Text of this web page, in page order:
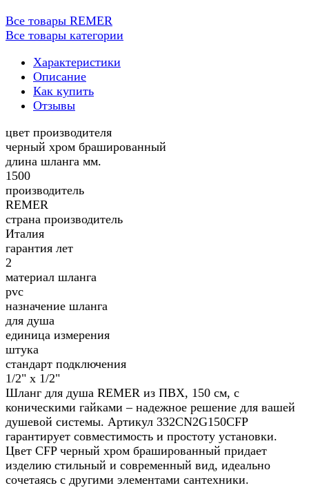
Все товары REMER
Все товары категории
Характеристики
Описание
Как купить
Отзывы
цвет производителя
черный хром брашированный
длина шланга мм.
1500
производитель
REMER
страна производитель
Италия
гарантия лет
2
материал шланга
pvc
назначение шланга
для душа
единица измерения
штука
стандарт подключения
1/2" х 1/2"
Шланг для душа REMER из ПВХ, 150 см, с
коническими гайками – надежное решение для вашей
душевой системы. Артикул 332CN2G150CFP
гарантирует совместимость и простоту установки.
Цвет CFP черный хром брашированный придает
изделию стильный и современный вид, идеально
сочетаясь с другими элементами сантехники.